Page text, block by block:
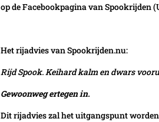
op de Facebookpagina van Spookrijden
Het rijadvies van Spookrijden.nu:
Rijd Spook. Keihard kalm en dwars
Gewoonweg ertegen in.
Dit rijadvies zal het uitgangspunt